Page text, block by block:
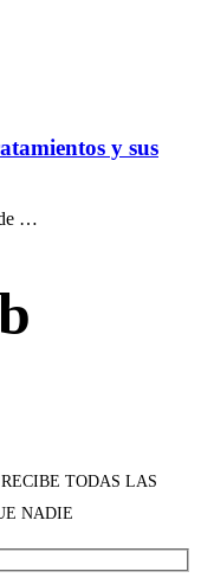
y sus
…
TODAS LAS
NADIE